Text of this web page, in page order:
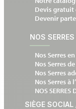
Devis gratuit
Devenir
NOS
Nos Serres
Nos Serres
Nos Serres
Nos Serres à
NOS SERRES
SIÈGE SOCIAL